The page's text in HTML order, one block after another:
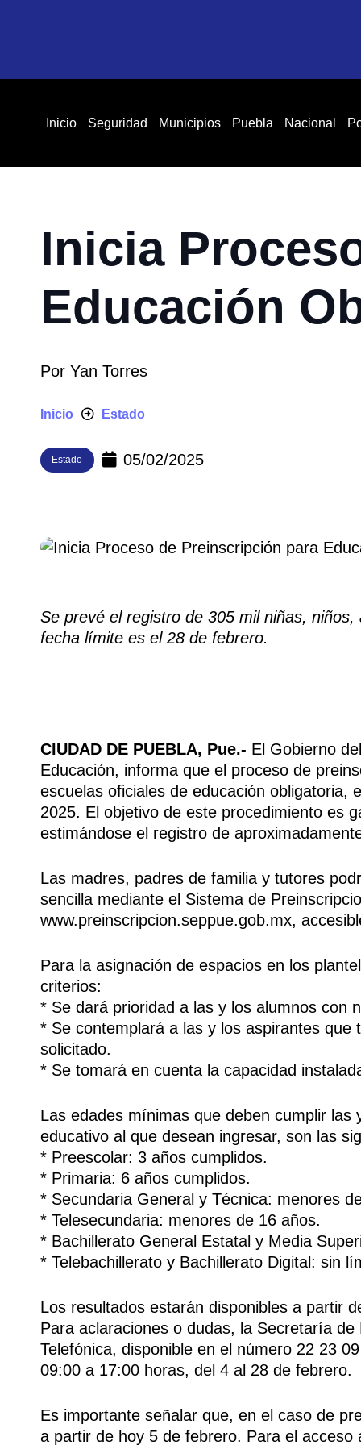
Inicio Seguridad Municipios Puebla Nacional
Inicia
Educación
Por Yan Torres
Inicio Estado
Estado 05/02/2025
Se prevé el registro de 305 mil niñas,
fecha límite es el 28 de febrero.
CIUDAD DE PUEBLA, Pue.- El Gobierno
Educación, informa que el proceso de
escuelas oficiales de educación obligatoria,
2025. El objetivo de este procedimiento es
estimándose el registro de
Las madres, padres de familia y tutores
sencilla mediante el Sistema de
www.preinscripcion.seppue.gob.mx,
Para la asignación de espacios en los
criterios:
* Se dará prioridad a las y los alumnos con
* Se contemplará a las y los aspirantes
solicitado.
* Se tomará en cuenta la capacidad
Las edades mínimas que deben cumplir
educativo al que desean ingresar, son las
* Preescolar: 3 años cumplidos.
* Primaria: 6 años cumplidos.
* Secundaria General y Técnica: menores
* Telesecundaria: menores de 16 años.
* Bachillerato General Estatal y Media
* Telebachillerato y Bachillerato Digital: sin
Los resultados estarán disponibles a partir
Para aclaraciones o dudas, la Secretaría
Telefónica, disponible en el número 22 23
09:00 a 17:00 horas, del 4 al 28 de febrero.
Es importante señalar que, en el caso de
a partir de hoy 5 de febrero. Para el